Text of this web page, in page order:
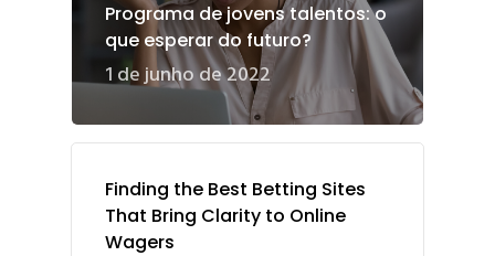
Programa de jovens talentos: o
que esperar do futuro?
1 de junho de 2022
Finding the Best Betting Sites
That Bring Clarity to Online
Wagers